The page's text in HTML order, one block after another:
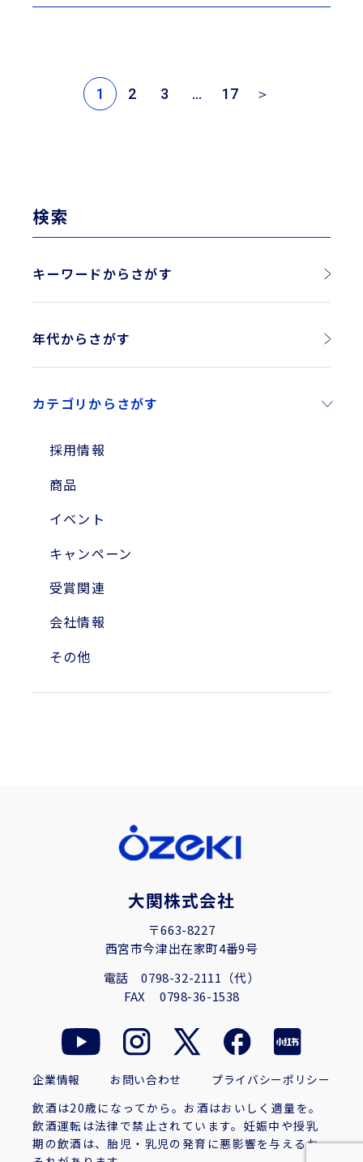
検索
キーワードからさがす
年代からさがす
2025年
2024年
2023年
2010年
2004年
カテゴリからさがす
採用情報
商品
イベント
キャンペーン
受賞関連
会社情報
その他
1 2 3 … 17 ＞
大関株式会社
〒663-8227
西宮市今津出在家町4番9号
電話0798-32-2111（代）
FAX 0798-36-1538
飲酒は20歳になってから。お酒はおいしく適量を。
飲酒運転は法律で禁止されています。妊娠中や授乳
期の飲酒は、胎児・乳児の発育に悪影響を与えるお
企業情報 お問い合わせ プライバシーポリシー